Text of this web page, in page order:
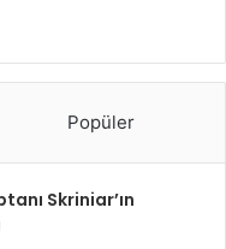
Popüler
Skriniar’ın